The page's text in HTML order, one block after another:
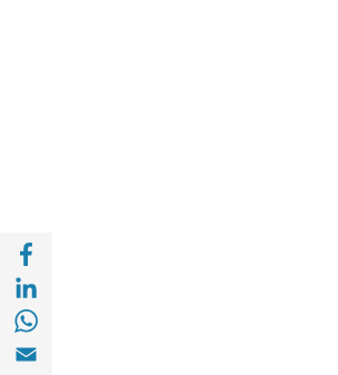
Compartir a with
Compartir a Email (opens